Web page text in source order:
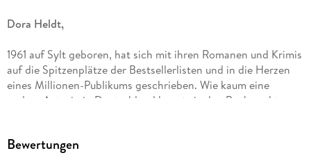
Dora Heldt,
1961 auf Sylt geboren, hat sich mit ihren Romanen und Krimis
auf die Spitzenplätze der Bestsellerlisten und in die Herzen
eines Millionen-Publikums geschrieben. Wie kaum eine
andere Autorin in Deutschland kennt sie den Buchmarkt von
humorvollen Familien- und Frauenromanen (u. a. »Urlaub mit
Bewertungen